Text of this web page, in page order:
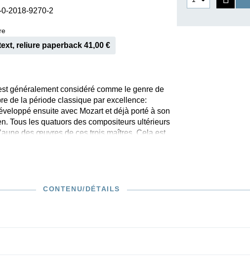
COMPOSER
STRAUSS
0-2018-9270-2
reliure paperback 41,00 €
généralement considéré comme le genre de
de la période classique par excellence:
ensuite avec Mozart et déjà porté à son
Tous les quatuors des compositeurs ultérieurs
des œuvres de ces trois maîtres. Cela est
pour Mendelssohn qui fut toujours considéré
de l’automne 1827, soit peu après la parution
en Mi bémol majeur op. 12 vit le jour deux
premier voyage en Angleterre.
CONTENU/DÉTAILS